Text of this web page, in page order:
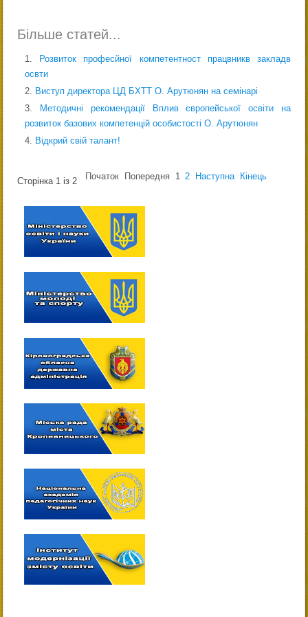
Більше статей...
Розвиток професйної компетентност працвникв закладв
освти
Виступ директора ЦД БХТТ О. Арутюнян на семінарі
Методичні рекомендації Вплив європейської освіти на
розвиток базових компетенцій особистості О. Арутюнян
Відкрий свій талант!
Сторінка 1 із 2 Початок Попередня 1 2 Наступна Кінець